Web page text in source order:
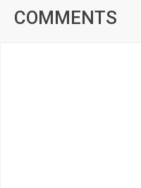
COMMENTS